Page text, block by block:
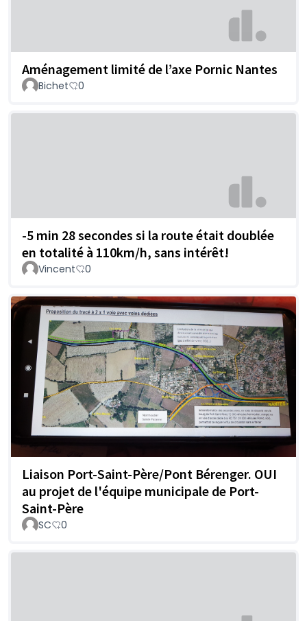
Aménagement limité de l’axe Pornic Nantes
Bichet 0
-5 min 28 secondes si la route était doublée
en totalité à 110km/h, sans intérêt!
Vincent 0
Liaison Port-Saint-Père/Pont Bérenger. OUI
au projet de l'équipe municipale de Port-
Saint-Père
SC 0